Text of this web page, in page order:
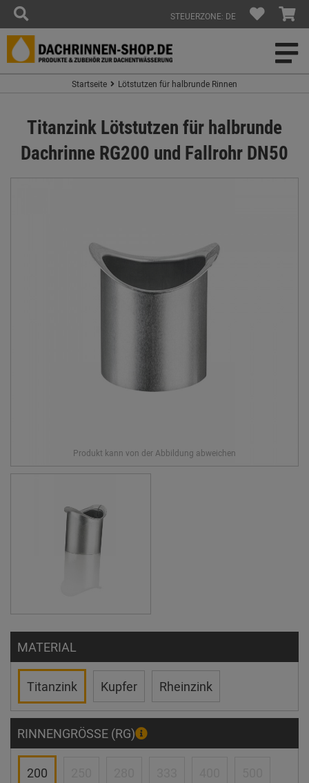
STEUERZONE: DE
Startseite Lötstutzen für halbrunde Rinnen
Titanzink Lötstutzen für halbrunde
Dachrinne RG200 und Fallrohr DN50
MATERIAL
Titanzink Kupfer Rheinzink
RINNENGRÖSSE (RG)
200